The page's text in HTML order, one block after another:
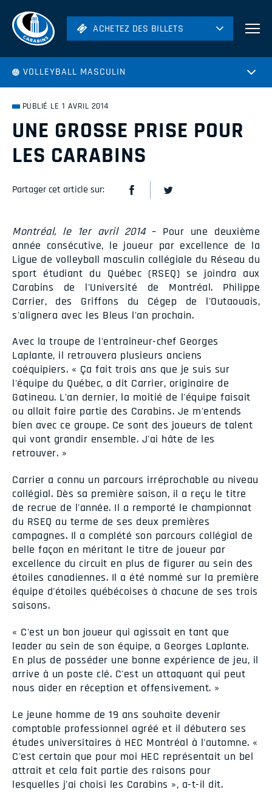
ACHETEZ DES BILLETS
Hockey
ACHETEZ DES BILLETS
VOLLEYBALL MASCULIN
PUBLIÉ LE 1 AVRIL 2014
UNE GROSSE PRISE POUR
LES CARABINS
Partager cet article sur:
Montréal, le 1er avril 2014– Pour une deuxième
année consécutive, le joueur par excellence de la
Ligue de volleyball masculin collégiale du Réseau du
sport étudiant du Québec (RSEQ) se joindra aux
Carabins de l'Université de Montréal. Philippe
Carrier, des Griffons du Cégep de l'Outaouais,
s'alignera avec les Bleus l'an prochain.
Avec la troupe de l'entraîneur-chef Georges
Laplante, il retrouvera plusieurs anciens
coéquipiers. « Ça fait trois ans que je suis sur
l'équipe du Québec, a dit Carrier, originaire de
Gatineau. L'an dernier, la moitié de l'équipe faisait
ou allait faire partie des Carabins. Je m'entends
bien avec ce groupe. Ce sont des joueurs de talent
qui vont grandir ensemble. J'ai hâte de les
retrouver. »
Carrier a connu un parcours irréprochable au niveau
collégial. Dès sa première saison, il a reçu le titre
de recrue de l'année. Il a remporté le championnat
du RSEQ au terme de ses deux premières
campagnes. Il a complété son parcours collégial de
belle façon en méritant le titre de joueur par
excellence du circuit en plus de figurer au sein des
étoiles canadiennes. Il a été nommé sur la première
équipe d'étoiles québécoises à chacune de ses trois
saisons.
« C'est un bon joueur qui agissait en tant que
leader au sein de son équipe, a Georges Laplante.
En plus de posséder une bonne expérience de jeu, il
arrive à un poste clé. C'est un attaquant qui peut
nous aider en réception et offensivement. »
Le jeune homme de 19 ans souhaite devenir
comptable professionnel agréé et il débutera ses
études universitaires à HEC Montréal à l'automne. «
C'est certain que pour moi HEC représentait un bel
attrait et cela fait partie des raisons pour
lesquelles j'ai choisi les Carabins », a-t-il dit.